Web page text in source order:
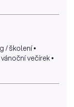
/ školení •
večírek •